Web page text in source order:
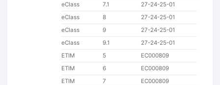
eClass
7.1
27-24-25-01
eClass
8
27-24-25-01
eClass
9
27-24-25-01
eClass
9.1
27-24-25-01
ETIM
5
EC000809
ETIM
6
EC000809
ETIM
7
EC000809